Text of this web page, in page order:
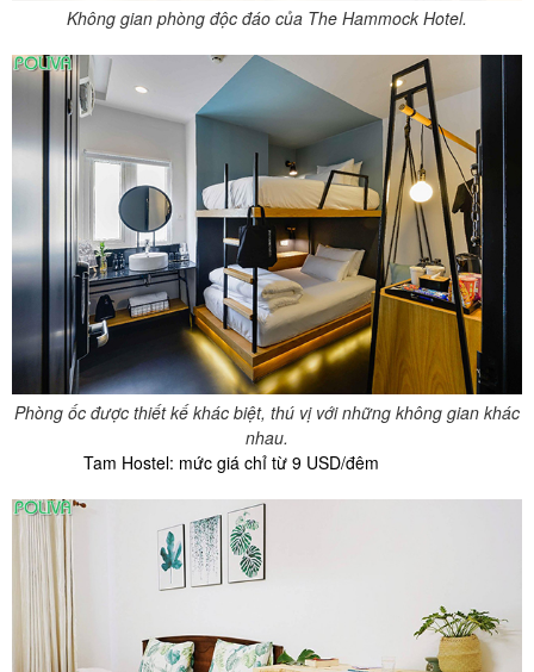
Không gian phòng độc đáo của The Hammock Hotel.
Phòng ốc được thiết kế khác biệt, thú vị với những không gian khác
nhau.
Tam Hostel: mức giá chỉ từ 9 USD/đêm